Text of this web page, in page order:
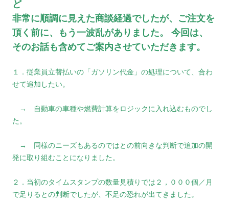
ど
非常に順調に見えた商談経過でしたが、ご注文を
頂く前に、もう一波乱がありました。 今回は、
そのお話も含めてご案内させていただきます。
１．従業員立替払いの「ガソリン代金」の処理について、合わ
せて追加したい。
→ 自動車の車種や燃費計算をロジックに入れ込むものでし
た。
→ 同様のニーズもあるのではとの前向きな判断で追加の開
発に取り組むことになりました。
２．当初のタイムスタンプの数量見積りでは２，０００個／月
で足りるとの判断でしたが、不足の恐れが出てきました。